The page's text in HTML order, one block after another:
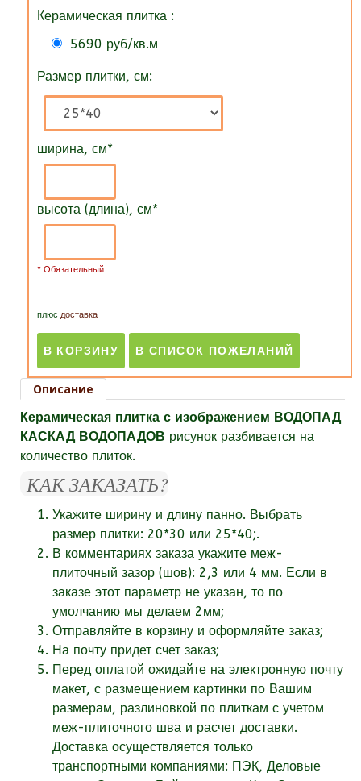
Керамическая плитка :
5690 руб/кв.м
Размер плитки, см:
ширина, см*
высота (длина), см*
* Обязательный
плюс доставка
Описание
Керамическая плитка с изображением ВОДОПАД
КАСКАД ВОДОПАДОВ рисунок разбивается на
количество плиток.
КАК ЗАКАЗАТЬ?
Укажите ширину и длину панно. Выбрать
размер плитки: 20*30 или 25*40;.
В комментариях заказа укажите меж-
плиточный зазор (шов): 2,3 или 4 мм. Если в
заказе этот параметр не указан, то по
умолчанию мы делаем 2мм;
Отправляйте в корзину и оформляйте заказ;
На почту придет счет заказ;
Перед оплатой ожидайте на электронную почту
макет, с размещением картинки по Вашим
размерам, разлиновкой по плиткам с учетом
меж-плиточного шва и расчет доставки.
Доставка осуществляется только
транспортными компаниями: ПЭК, Деловые